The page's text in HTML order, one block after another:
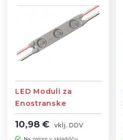
LED Moduli za
Enostranske
Svetlobne table
AZLCW31B
10,98 € vklj. DDV